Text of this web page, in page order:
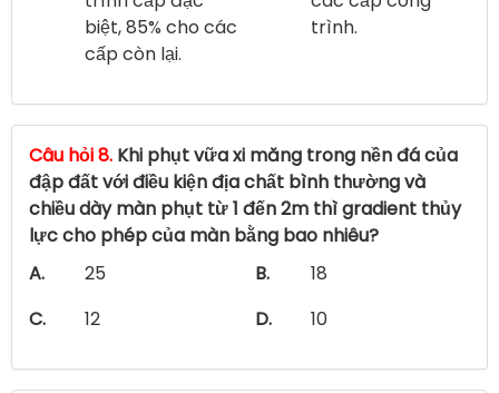
biệt, 85% cho các
cấp còn lại.
trình.
Câu hỏi 8. Khi phụt vữa xi măng trong nền đá của
đập đất với điều kiện địa chất bình thường và
chiều dày màn phụt từ 1 đến 2m thì gradient thủy
lực cho phép của màn bằng bao nhiêu?
A.
25 B.
18
C.
12 D. 10